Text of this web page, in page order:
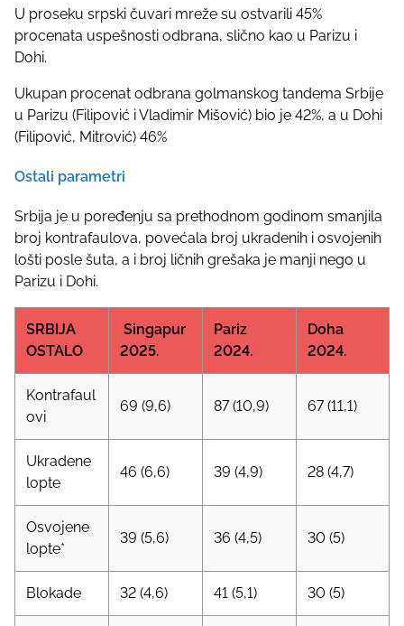
U proseku srpski čuvari mreže su ostvarili 45%
procenata uspešnosti odbrana, slično kao u Parizu i
Dohi.
Ukupan procenat odbrana golmanskog tandema Srbije
u Parizu (Filipović i Vladimir Mišović) bio je 42%, a u Dohi
(Filipović, Mitrović) 46%
Ostali parametri
Srbija je u poređenju sa prethodnom godinom smanjila
broj kontrafaulova, povećala broj ukradenih i osvojenih
lošti posle šuta, a i broj ličnih grešaka je manji nego u
Parizu i Dohi.
SRBIJA
OSTALO
Singapur
2025.
Pariz
2024.
Doha
2024.
Kontrafaul
ovi
69 (9,6) 87 (10,9) 67 (11,1)
Ukradene
lopte
46 (6,6) 39 (4,9) 28 (4,7)
Osvojene
lopte*
39 (5,6) 36 (4,5) 30 (5)
Blokade 32 (4,6) 41 (5,1) 30 (5)